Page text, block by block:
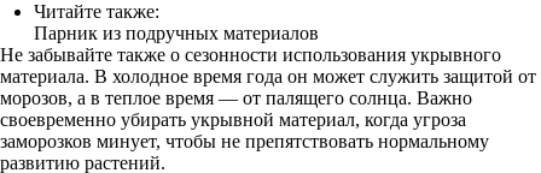
Читайте также:
Парник из подручных материалов
Не забывайте также о сезонности использования укрывного
материала. В холодное время года он может служить защитой от
морозов, а в теплое время — от палящего солнца. Важно
своевременно убирать укрывной материал, когда угроза
заморозков минует, чтобы не препятствовать нормальному
развитию растений.